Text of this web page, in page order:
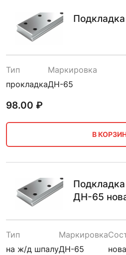
Тип
прокладка
Маркировка
ДН-65
98.00 ₽
В
ДН-65
Тип
на ж/д шпалу
Маркировка
ДН-65